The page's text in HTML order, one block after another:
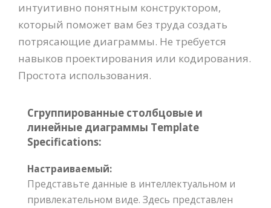
интуитивно понятным конструктором,
который поможет вам без труда создать
потрясающие диаграммы. Не требуется
навыков проектирования или кодирования.
Простота использования.
Сгруппированные столбцовые и
линейные диаграммы Template
Specifications:
Настраиваемый:
Представьте данные в интеллектуальном и
привлекательном виде. Здесь представлен